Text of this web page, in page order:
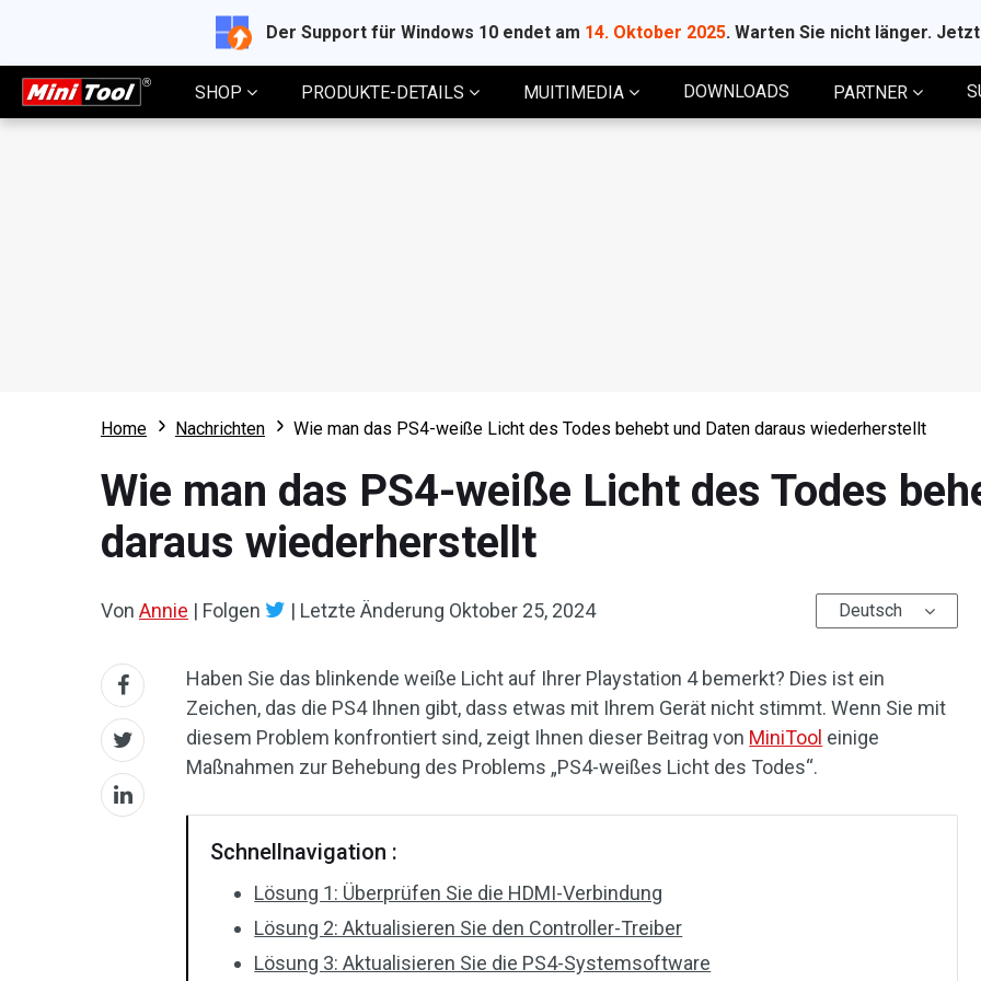
Der Support für Windows 10 endet am 14. Oktober 2025. Warten Sie nicht länger.
SHOP PRODUKTE-DETAILS MUITIMEDIA DOWNLOADS PARTNER
Home Nachrichten Wie man das PS4-weiße Licht des Todes behebt und Daten daraus wiederherstellt
Wie man das PS4-weiße Licht des Todes
daraus wiederherstellt
Von Annie | Folgen | Letzte Änderung Oktober 25, 2024 Deutsch
Haben Sie das blinkende weiße Licht auf Ihrer Playstation 4 bemerkt? Dies ist ein
Zeichen, das die PS4 Ihnen gibt, dass etwas mit Ihrem Gerät nicht stimmt. Wenn Sie mit
diesem Problem konfrontiert sind, zeigt Ihnen dieser Beitrag von MiniTool einige
Maßnahmen zur Behebung des Problems „PS4-weißes Licht des Todes“.
Schnellnavigation :
Lösung 1: Überprüfen Sie die HDMI-Verbindung
Lösung 2: Aktualisieren Sie den Controller-Treiber
Lösung 3: Aktualisieren Sie die PS4-Systemsoftware